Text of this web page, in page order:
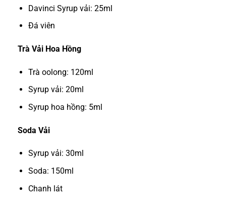
Davinci Syrup vải: 25ml
Đá viên
Trà Vải Hoa Hồng
Trà oolong: 120ml
Syrup vải: 20ml
Syrup hoa hồng: 5ml
Soda Vải
Syrup vải: 30ml
Soda: 150ml
Chanh lát